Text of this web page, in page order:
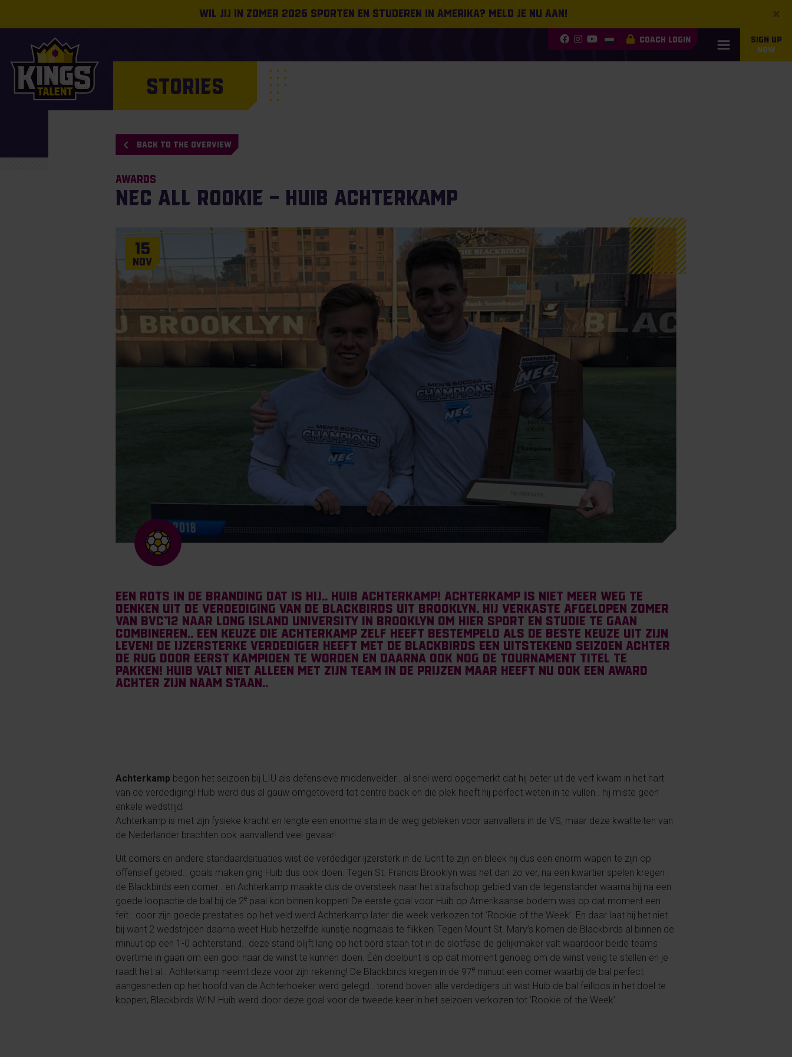
×
Wil jij in zomer 2026 sporten en studeren in Amerika? Meld je nu aan!
COACH LOGIN
SIGN UP
NOW
STORIES
BACK TO THE OVERVIEW
Awards
NEC All Rookie – Huib Achterkamp
15
Nov
Een rots in de branding dat is hij.. Huib Achterkamp! Achterkamp is niet meer weg te
denken uit de verdediging van de Blackbirds uit Brooklyn. Hij verkaste afgelopen zomer
van BVC’12 naar Long Island University in Brooklyn om hier sport en studie te gaan
combineren.. een keuze die Achterkamp zelf heeft bestempeld als de beste keuze uit zijn
leven! De ijzersterke verdediger heeft met de Blackbirds een uitstekend seizoen achter
de rug door eerst kampioen te worden en daarna ook nog de tournament titel te
pakken! Huib valt niet alleen met zijn team in de prijzen maar heeft nu ook een award
achter zijn naam staan..
Achterkamp begon het seizoen bij LIU als defensieve middenvelder.. al snel werd opgemerkt dat hij beter uit de verf kwam in het hart
van de verdediging! Huib werd dus al gauw omgetoverd tot centre back en die plek heeft hij perfect weten in te vullen.. hij miste geen
enkele wedstrijd.
Achterkamp is met zijn fysieke kracht en lengte een enorme sta in de weg gebleken voor aanvallers in de VS, maar deze kwaliteiten van
de Nederlander brachten ook aanvallend veel gevaar!
Uit corners en andere standaardsituaties wist de verdediger ijzersterk in de lucht te zijn en bleek hij dus een enorm wapen te zijn op
offensief gebied.. goals maken ging Huib dus ook doen. Tegen St. Francis Brooklyn was het dan zo ver, na een kwartier spelen kregen
de Blackbirds een corner.. en Achterkamp maakte dus de oversteek naar het strafschop gebied van de tegenstander waarna hij na een
goede loopactie de bal bij de 2e paal kon binnen koppen! De eerste goal voor Huib op Amerikaanse bodem was op dat moment een
feit.. door zijn goede prestaties op het veld werd Achterkamp later die week verkozen tot ‘Rookie of the Week’. En daar laat hij het niet
bij want 2 wedstrijden daarna weet Huib hetzelfde kunstje nogmaals te flikken! Tegen Mount St. Mary’s komen de Blackbirds al binnen de
minuut op een 1-0 achterstand.. deze stand blijft lang op het bord staan tot in de slotfase de gelijkmaker valt waardoor beide teams
overtime in gaan om een gooi naar de winst te kunnen doen. Één doelpunt is op dat moment genoeg om de winst veilig te stellen en je
raadt het al.. Achterkamp neemt deze voor zijn rekening! De Blackbirds kregen in de 97e minuut een corner waarbij de bal perfect
aangesneden op het hoofd van de Achterhoeker werd gelegd.. torend boven alle verdedigers uit wist Huib de bal feilloos in het doel te
koppen, Blackbirds WIN! Huib werd door deze goal voor de tweede keer in het seizoen verkozen tot ‘Rookie of the Week’.